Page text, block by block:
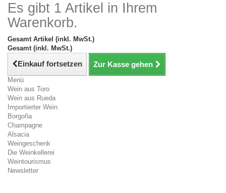
Es gibt 1 Artikel in Ihrem
Warenkorb.
Gesamt Artikel (inkl. MwSt.)
Gesamt (inkl. MwSt.)
Einkauf fortsetzen Zur Kasse gehen
Menü
Wein aus Toro
Wein aus Rueda
Importierter Wein
Borgoña
Champagne
Alsacia
Weingeschenk
Die Weinkellerei
Weintourismus
Newsletter